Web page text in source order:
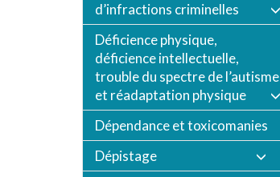
d’infractions criminelles
Déficience physique,
déficience intellectuelle,
trouble du spectre de l’autisme
et réadaptation physique
Dépendance et toxicomanies
Dépistage